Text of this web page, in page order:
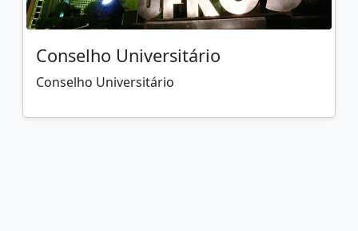
Conselho Universitário
Conselho Universitário